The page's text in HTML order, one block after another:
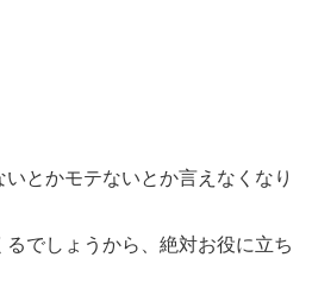
とかモテないとか言えなくなり
でしょうから、絶対お役に立ち